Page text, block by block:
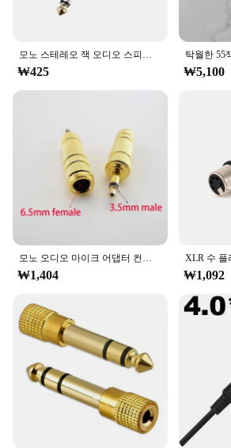
모노 스테레오 잭 오디오 스피커 앰프 마이크, 6.35mm 와이어 커넥터, TS TRS 플러그, 6.35mm 니켈 도금, 1 개
₩425 ₩5,100
모노 오디오 마이크 어댑터 컨버터 Aux 케이블, 금도금 s1, 6.5mm 암에서 3.5mm 수컷 잭 3.5 암에서 6.35mm 수컷 플러그
₩1,404 ₩1,092